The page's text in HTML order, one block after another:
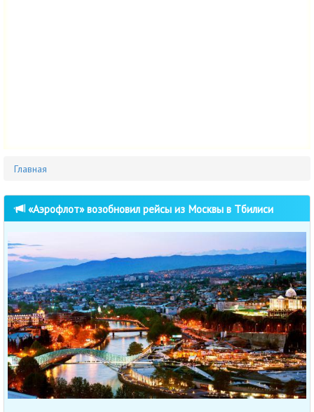
Главная
«Аэрофлот» возобновил рейсы из Москвы в Тбилиси